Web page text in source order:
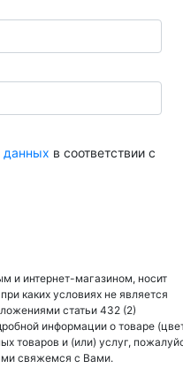
данных в соответствии с
и интернет-магазином, носит
каких условиях не является
статьи 432 (2)
информации о товаре
товаров и (или) услуг,
свяжемся с Вами.